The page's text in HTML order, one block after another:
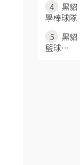
4
黑
學棒球
5
黑
籃球⋯